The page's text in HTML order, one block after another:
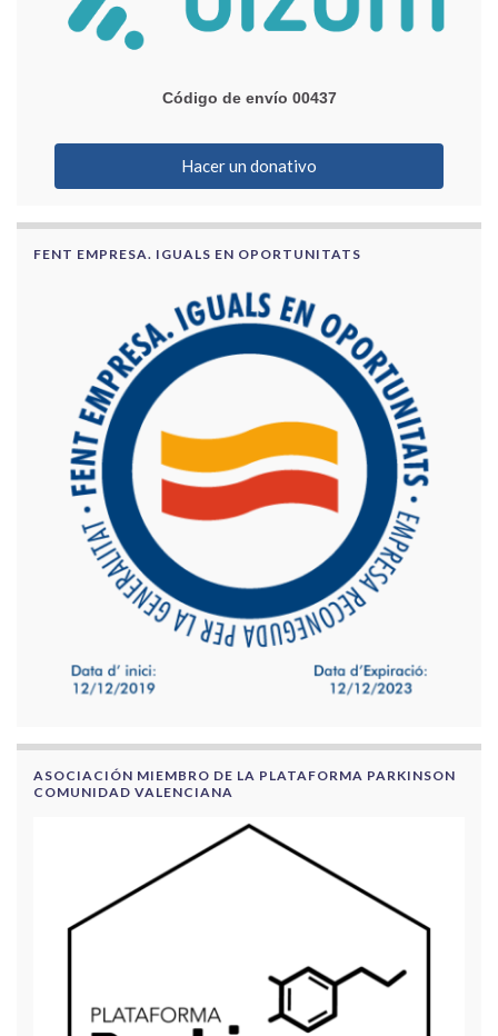
Código de envío 00437
Hacer un donativo
FENT EMPRESA. IGUALS EN OPORTUNITATS
ASOCIACIÓN MIEMBRO DE LA PLATAFORMA PARKINSON
COMUNIDAD VALENCIANA